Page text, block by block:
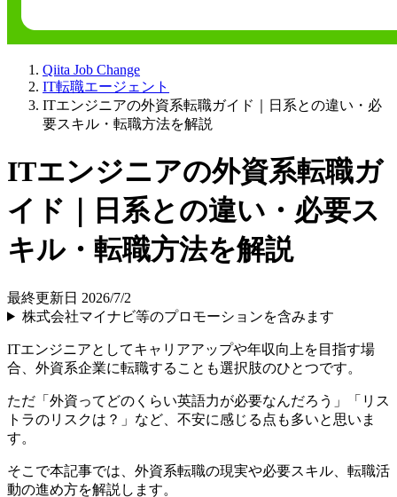
Qiita Job Change
IT転職エージェント
ITエンジニアの外資系転職ガイド｜日系との違い・必
要スキル・転職方法を解説
ITエンジニアの外資系転職ガ
イド｜日系との違い・必要ス
キル・転職方法を解説
最終更新日 2026/7/2
株式会社マイナビ等のプロモーションを含みます
ITエンジニアとしてキャリアアップや年収向上を目指す場
合、外資系企業に転職することも選択肢のひとつです。
ただ「外資ってどのくらい英語力が必要なんだろう」「リス
トラのリスクは？」など、不安に感じる点も多いと思いま
す。
そこで本記事では、 外資系転職の現実や必要スキル、転職活
動の進め方を解説します。